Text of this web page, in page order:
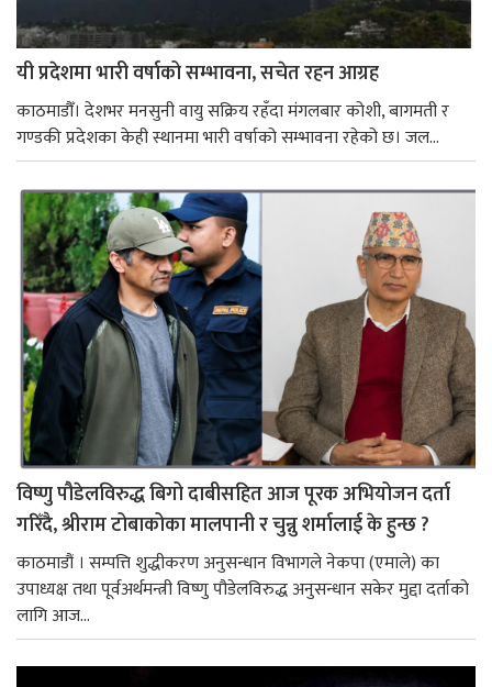
यी प्रदेशमा भारी वर्षाको सम्भावना, सचेत रहन आग्रह
काठमाडौँ। देशभर मनसुनी वायु सक्रिय रहँदा मंगलबार कोशी, बागमती र
गण्डकी प्रदेशका केही स्थानमा भारी वर्षाको सम्भावना रहेको छ। जल...
विष्णु पौडेलविरुद्ध बिगो दाबीसहित आज पूरक अभियोजन दर्ता
गरिँदै, श्रीराम टोबाकोका मालपानी र चुन्नु शर्मालाई के हुन्छ ?
काठमाडौं । सम्पत्ति शुद्धीकरण अनुसन्धान विभागले नेकपा (एमाले) का
उपाध्यक्ष तथा पूर्वअर्थमन्त्री विष्णु पौडेलविरुद्ध अनुसन्धान सकेर मुद्दा दर्ताको
लागि आज...